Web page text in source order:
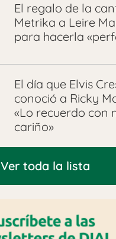
El regalo de la
Metrika a Leire
para hacerla
El día que Elvis
conoció a Ricky
«Lo recuerdo con
cariño»
Ver toda la lista